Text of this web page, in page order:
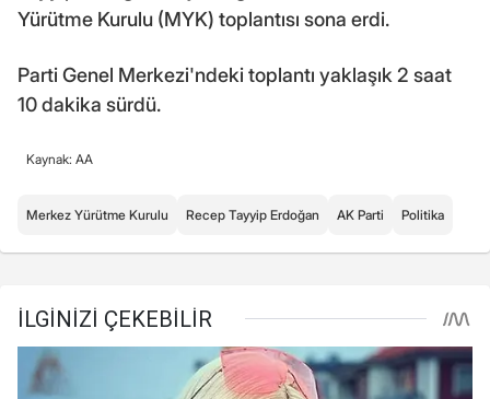
Yürütme Kurulu (MYK) toplantısı sona erdi.
Parti Genel Merkezi'ndeki toplantı yaklaşık 2 saat
10 dakika sürdü.
Kaynak: AA
Merkez Yürütme Kurulu Recep Tayyip Erdoğan AK Parti Politika